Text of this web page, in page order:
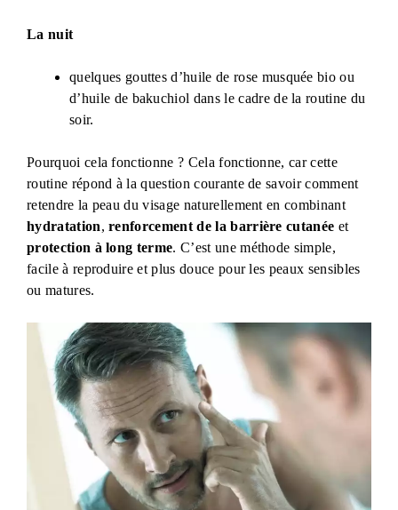
La nuit
quelques gouttes d’huile de rose musquée bio ou
d’huile de bakuchiol dans le cadre de la routine du
soir.
Pourquoi cela fonctionne ? Cela fonctionne, car cette
routine répond à la question courante de savoir comment
retendre la peau du visage naturellement en combinant
hydratation,renforcement de la barrière cutanée et
protection à long terme. C’est une méthode simple,
facile à reproduire et plus douce pour les peaux sensibles
ou matures.